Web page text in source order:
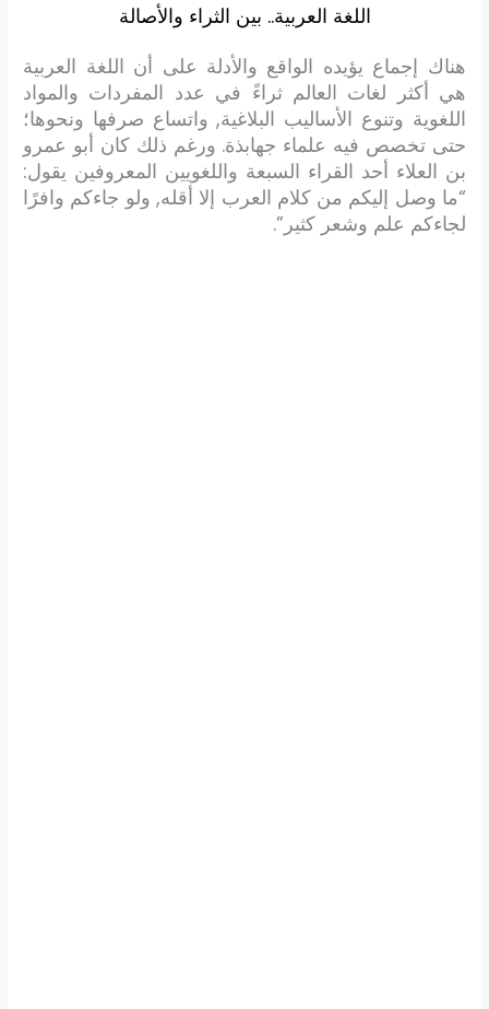
اللغة العربية.. بين الثراء والأصالة
هناك إجماع يؤيده الواقع والأدلة على أن اللغة العربية
هي أكثر لغات العالم ثراءً في عدد المفردات والمواد
اللغوية وتنوع الأساليب البلاغية, واتساع صرفها ونحوها؛
حتى تخصص فيه علماء جهابذة. ورغم ذلك كان أبو عمرو
بن العلاء أحد القراء السبعة واللغويين المعروفين يقول:
“ما وصل إليكم من كلام العرب إلا أقله, ولو جاءكم وافرًا
لجاءكم علم وشعر كثير”.